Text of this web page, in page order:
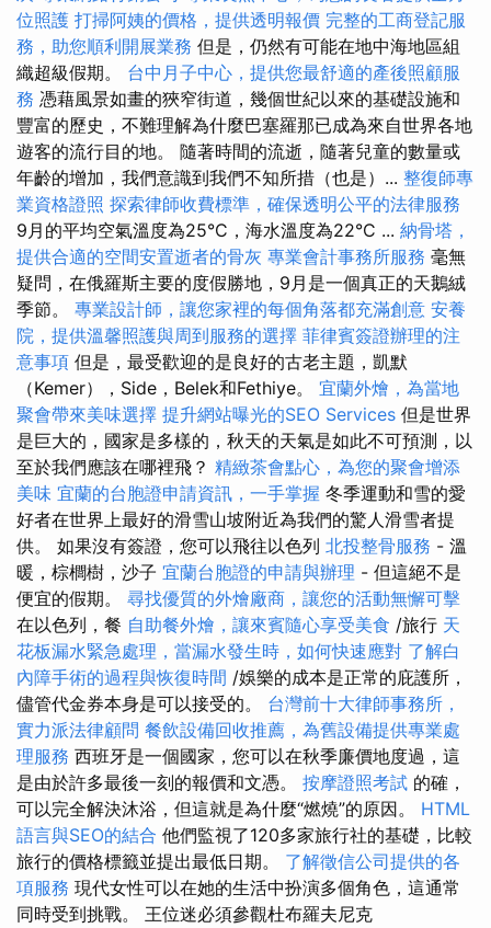
位照護 打掃阿姨的價格，提供透明報價 完整的工商登記服
務，助您順利開展業務 但是，仍然有可能在地中海地區組
織超級假期。 台中月子中心，提供您最舒適的產後照顧服
務 憑藉風景如畫的狹窄街道，幾個世紀以來的基礎設施和
豐富的歷史，不難理解為什麼巴塞羅那已成為來自世界各地
遊客的流行目的地。 隨著時間的流逝，隨著兒童的數量或
年齡的增加，我們意識到我們不知所措（也是）... 整復師專
業資格證照 探索律師收費標準，確保透明公平的法律服務
9月的平均空氣溫度為25°C，海水溫度為22°C ... 納骨塔，
提供合適的空間安置逝者的骨灰 專業會計事務所服務 毫無
疑問，在俄羅斯主要的度假勝地，9月是一個真正的天鵝絨
季節。 專業設計師，讓您家裡的每個角落都充滿創意 安養
院，提供溫馨照護與周到服務的選擇 菲律賓簽證辦理的注
意事項 但是，最受歡迎的是良好的古老主題，凱默
（Kemer），Side，Belek和Fethiye。 宜蘭外燴，為當地
聚會帶來美味選擇 提升網站曝光的SEO Services 但是世界
是巨大的，國家是多樣的，秋天的天氣是如此不可預測，以
至於我們應該在哪裡飛？ 精緻茶會點心，為您的聚會增添
美味 宜蘭的台胞證申請資訊，一手掌握 冬季運動和雪的愛
好者在世界上最好的滑雪山坡附近為我們的驚人滑雪者提
供。 如果沒有簽證，您可以飛往以色列 北投整骨服務 - 溫
暖，棕櫚樹，沙子 宜蘭台胞證的申請與辦理 - 但這絕不是
便宜的假期。 尋找優質的外燴廠商，讓您的活動無懈可擊
在以色列，餐 自助餐外燴，讓來賓隨心享受美食 /旅行 天
花板漏水緊急處理，當漏水發生時，如何快速應對 了解白
內障手術的過程與恢復時間 /娛樂的成本是正常的庇護所，
儘管代金券本身是可以接受的。 台灣前十大律師事務所，
實力派法律顧問 餐飲設備回收推薦，為舊設備提供專業處
理服務 西班牙是一個國家，您可以在秋季廉價地度過，這
是由於許多最後一刻的報價和文憑。 按摩證照考試 的確，
可以完全解決沐浴，但這就是為什麼“燃燒”的原因。 HTML
語言與SEO的結合 他們監視了120多家旅行社的基礎，比較
旅行的價格標籤並提出最低日期。 了解徵信公司提供的各
項服務 現代女性可以在她的生活中扮演多個角色，這通常
同時受到挑戰。 王位迷必須參觀杜布羅夫尼克